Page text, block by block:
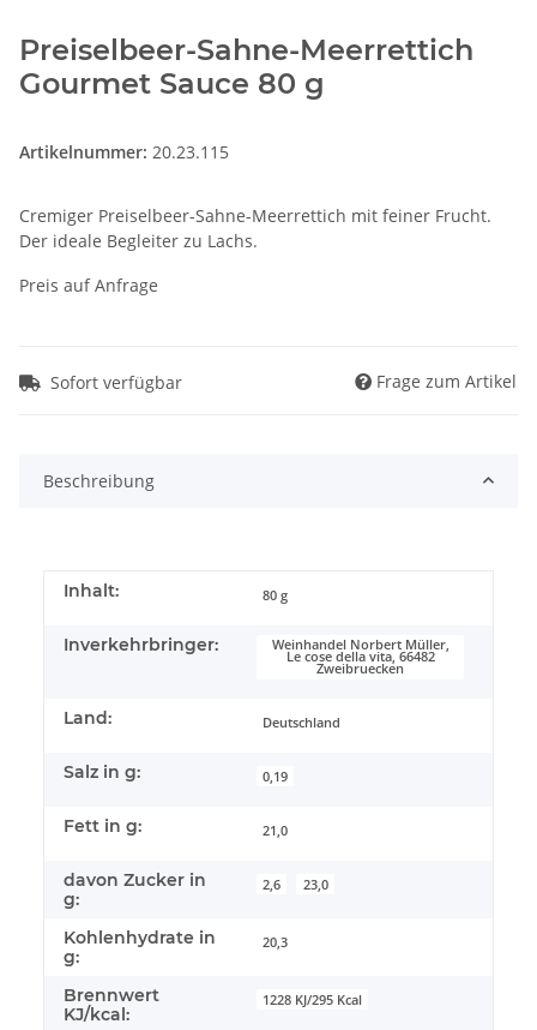
Preiselbeer-Sahne-Meerrettich
Gourmet Sauce 80 g
Artikelnummer: 20.23.115
Cremiger Preiselbeer-Sahne-Meerrettich mit feiner Frucht.
Der ideale Begleiter zu Lachs.
Preis auf Anfrage
Sofort verfügbar Frage zum Artikel
Beschreibung
Inhalt: 80 g
Inverkehrbringer: Weinhandel Norbert Müller,
Le cose della vita, 66482
Zweibruecken
Land: Deutschland
Salz in g: 0,19
Fett in g: 21,0
davon Zucker in
g:
2,6 23,0
Kohlenhydrate in
g:
20,3
Brennwert
KJ/kcal:
1228 KJ/295 Kcal